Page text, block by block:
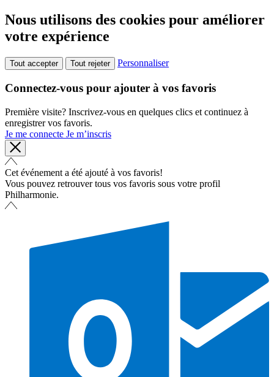
Nous utilisons des cookies pour améliorer
votre expérience
Tout accepter Tout rejeter Personnaliser
Connectez-vous pour ajouter à vos favoris
Première visite? Inscrivez-vous en quelques clics et continuez à
enregistrer vos favoris.
Je me connecte Je m’inscris
Cet événement a été ajouté à vos favoris!
Vous pouvez retrouver tous vos favoris sous votre profil
Philharmonie.